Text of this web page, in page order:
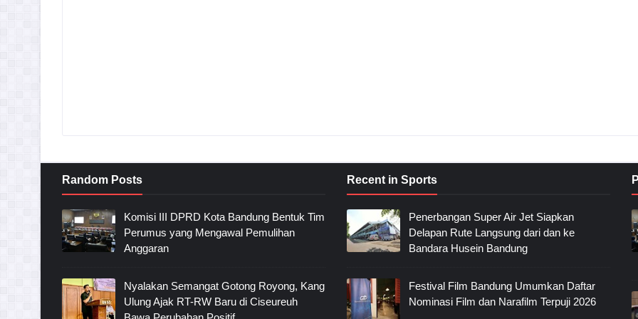
Random Posts
Komisi III DPRD Kota Bandung Bentuk Tim
Perumus yang Mengawal Pemulihan
Anggaran
Nyalakan Semangat Gotong Royong, Kang
Ulung Ajak RT-RW Baru di Ciseureuh
Recent in Sports
Penerbangan Super Air Jet Siapkan
Delapan Rute Langsung dari dan ke
Bandara Husein Bandung
Festival Film Bandung Umumkan Daftar
Nominasi Film dan Narafilm Terpuji 2026